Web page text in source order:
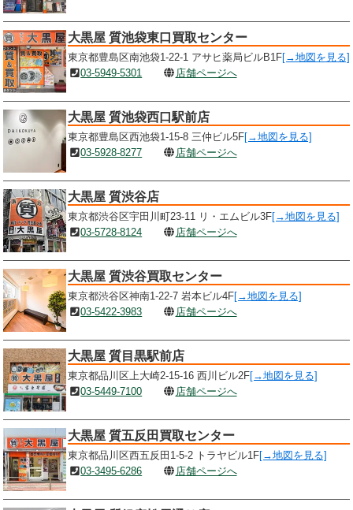
大黒屋 質池袋東口買取センター
東京都豊島区南池袋1-22-1 アサヒ薬局ビルB1F[→地図を見る]
03-5949-5301
店舗ページへ
大黒屋 質池袋西口駅前店
東京都豊島区西池袋1-15-8 三仲ビル5F[→地図を見る]
03-5928-8277
店舗ページへ
大黒屋 質渋谷店
東京都渋谷区宇田川町23-11 リ・エムビル3F[→地図を見る]
03-5728-8124
店舗ページへ
大黒屋 質渋谷買取センター
東京都渋谷区神南1-22-7 岩本ビル4F[→地図を見る]
03-5422-3983
店舗ページへ
大黒屋 質目黒駅前店
東京都品川区上大崎2-15-16 西川ビル2F[→地図を見る]
03-5449-7100
店舗ページへ
大黒屋 質五反田買取センター
東京都品川区西五反田1-5-2 トラヤビル1F[→地図を見る]
03-3495-6286
店舗ページへ